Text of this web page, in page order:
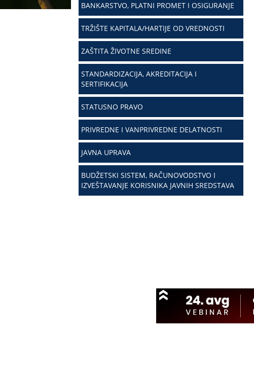
BANKARSTVO, PLATNI PROMET I OSIGURANJE
TRŽIŠTE KAPITALA/HARTIJE OD VREDNOSTI
ZAŠTITA ŽIVOTNE SREDINE
STANDARDIZACIJA, AKREDITACIJA I
SERTIFIKACIJA
STATUSNO PRAVO
PRIVREDNE I VANPRIVREDNE DELATNOSTI
JAVNA UPRAVA
BUDŽETSKI SISTEM, RAČUNOVODSTVO I
IZVEŠTAVANJE KORISNIKA JAVNIH SREDSTAVA